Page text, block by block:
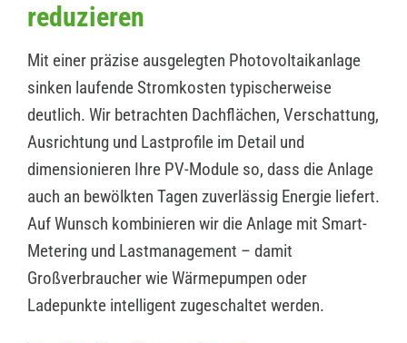
reduzieren
Mit einer präzise ausgelegten Photovoltaikanlage
sinken laufende Stromkosten typischerweise
deutlich. Wir betrachten Dachflächen, Verschattung,
Ausrichtung und Lastprofile im Detail und
dimensionieren Ihre PV-Module so, dass die Anlage
auch an bewölkten Tagen zuverlässig Energie liefert.
Auf Wunsch kombinieren wir die Anlage mit Smart-
Metering und Lastmanagement – damit
Großverbraucher wie Wärmepumpen oder
Ladepunkte intelligent zugeschaltet werden.